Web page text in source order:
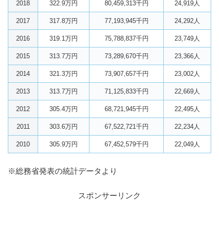
2018 322.9万円 80,459,313千円 24,919人
2017 317.8万円 77,193,945千円 24,292人
2016 319.1万円 75,788,837千円 23,749人
2015 313.7万円 73,289,670千円 23,366人
2014 321.3万円 73,907,657千円 23,002人
2013 313.7万円 71,125,833千円 22,669人
2012 305.4万円 68,721,945千円 22,495人
2011 303.6万円 67,522,721千円 22,234人
2010 305.9万円 67,452,579千円 22,049人
※総務省発表の統計データより
スポンサーリンク